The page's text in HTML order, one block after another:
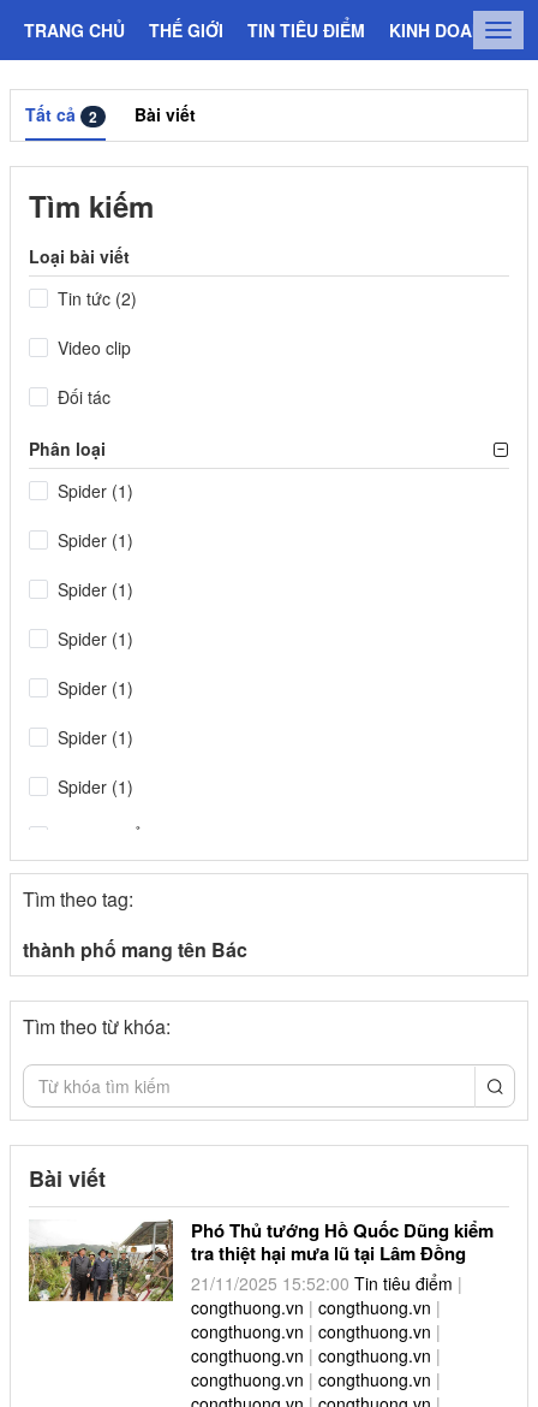
TRANG CHỦ THẾ GIỚI TIN TIÊU ĐIỂM KINH DOANH
Tất cả 2 Bài viết
Tìm kiếm
Loại bài viết
Tin tức (2)
Video clip
Đối tác
Phân loại
Spider (1)
Spider (1)
Spider (1)
Spider (1)
Spider (1)
Spider (1)
Spider (1)
Tin tiêu điểm (1)
congthuong.vn (1)
Spider (1)
congthuong.vn (1)
congthuong.vn (1)
congthuong.vn (1)
congthuong.vn (1)
congthuong.vn (1)
congthuong.vn (1)
Tìm theo tag:
thành phố mang tên Bác
Tìm theo từ khóa:
Bài viết
Phó Thủ tướng Hồ Quốc Dũng kiểm
tra thiệt hại mưa lũ tại Lâm Đồng
21/11/2025 15:52:00 Tin tiêu điểm |
congthuong.vn | congthuong.vn |
congthuong.vn | congthuong.vn |
congthuong.vn | congthuong.vn |
congthuong.vn | congthuong.vn |